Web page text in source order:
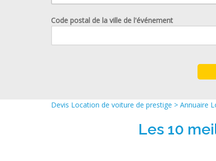
Code postal de la ville de l'événement
Devis Location de voiture de prestige > Annuaire
Les 10